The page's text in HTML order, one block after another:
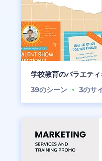
学校教育のバラエティ
39のシーン 3のサ